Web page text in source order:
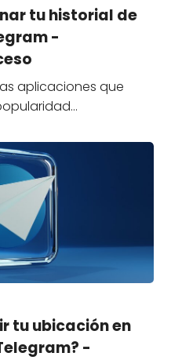
tu historial de
-
aplicaciones que
tu ubicación en
-